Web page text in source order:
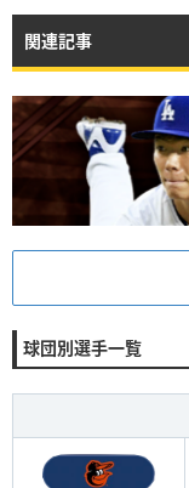
関連記事
球団別選手一覧